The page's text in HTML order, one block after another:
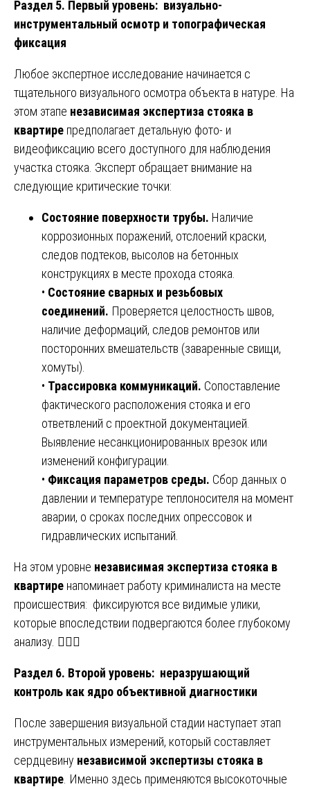
Раздел 5. Первый уровень: визуально-
инструментальный осмотр и топографическая
фиксация
Любое экспертное исследование начинается с
тщательного визуального осмотра объекта в натуре. На
этом этапе независимая экспертиза стояка в
квартире предполагает детальную фото- и
видеофиксацию всего доступного для наблюдения
участка стояка. Эксперт обращает внимание на
следующие критические точки:
Состояние поверхности трубы. Наличие
коррозионных поражений, отслоений краски,
следов подтеков, высолов на бетонных
конструкциях в месте прохода стояка.
• Состояние сварных и резьбовых
соединений. Проверяется целостность швов,
наличие деформаций, следов ремонтов или
посторонних вмешательств (заваренные свищи,
хомуты).
• Трассировка коммуникаций. Сопоставление
фактического расположения стояка и его
ответвлений с проектной документацией.
Выявление несанкционированных врезок или
изменений конфигурации.
• Фиксация параметров среды. Сбор данных о
давлении и температуре теплоносителя на момент
аварии, о сроках последних опрессовок и
гидравлических испытаний.
На этом уровне независимая экспертиза стояка в
квартире напоминает работу криминалиста на месте
происшествия: фиксируются все видимые улики,
которые впоследствии подвергаются более глубокому
анализу. 🕵️‍♂️📸
Раздел 6. Второй уровень: неразрушающий
контроль как ядро объективной диагностики
После завершения визуальной стадии наступает этап
инструментальных измерений, который составляет
сердцевину независимой экспертизы стояка в
квартире . Именно здесь применяются высокоточные